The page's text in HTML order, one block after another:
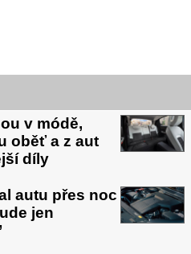
v módě,
oběť a z aut
díly
autu přes noc
jen